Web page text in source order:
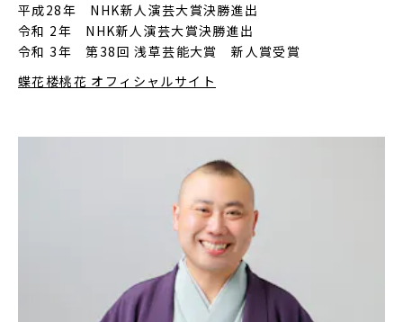
平成28年 NHK新人演芸大賞決勝進出
令和 2年 NHK新人演芸大賞決勝進出
令和 3年 第38回 浅草芸能大賞 新人賞受賞
蝶花楼桃花 オフィシャルサイト